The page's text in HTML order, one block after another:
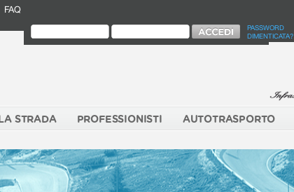
FAQ
PASSWORD
DIMENTICATA?
STRADA PROFESSIONISTI AUTOTRASPORTO